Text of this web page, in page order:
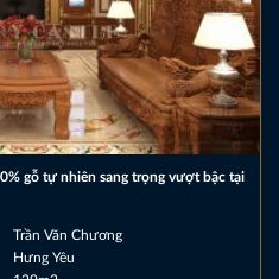
gỗ tự nhiên sang trọng vượt bậc tại
Trần Văn Chương
Hưng Yêu